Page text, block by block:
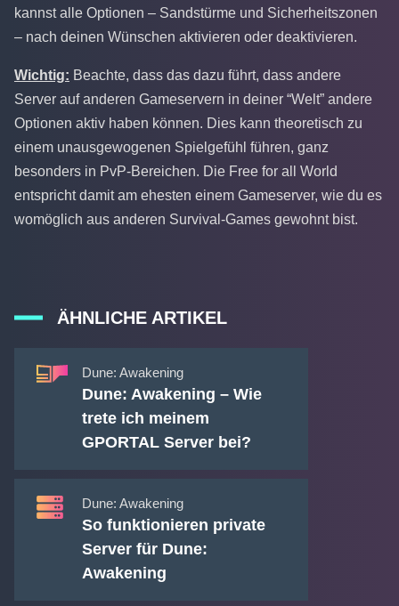
kannst alle Optionen – Sandstürme und Sicherheitszonen
– nach deinen Wünschen aktivieren oder deaktivieren.
Wichtig: Beachte, dass das dazu führt, dass andere
Server auf anderen Gameservern in deiner “Welt” andere
Optionen aktiv haben können. Dies kann theoretisch zu
einem unausgewogenen Spielgefühl führen, ganz
besonders in PvP-Bereichen. Die Free for all World
entspricht damit am ehesten einem Gameserver, wie du es
womöglich aus anderen Survival-Games gewohnt bist.
ÄHNLICHE ARTIKEL
Dune: Awakening
Dune: Awakening – Wie
trete ich meinem
GPORTAL Server bei?
Dune: Awakening
So funktionieren private
Server für Dune:
Awakening